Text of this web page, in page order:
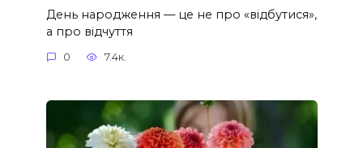
День народження — це не про «відбутися»,
а про відчуття
0 7.4к.